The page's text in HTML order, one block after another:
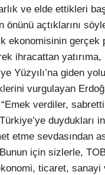
ve elde ettikleri
önünü açtıklarını
ekonomisinin gerçek
ihracattan yatırıma,
Yüzyılı’na giden
vurgulayan
verdiler,
duydukları
etme sevdasından
için sizlerle,
ticaret, sanayi